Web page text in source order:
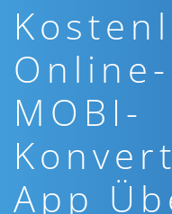
Online-
MOBI-
App